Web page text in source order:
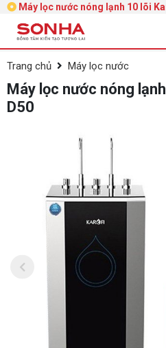
Máy lọc nước nóng lạnh 10 lõi
Trang chủ Máy lọc nước
Máy lọc nước nóng
D50